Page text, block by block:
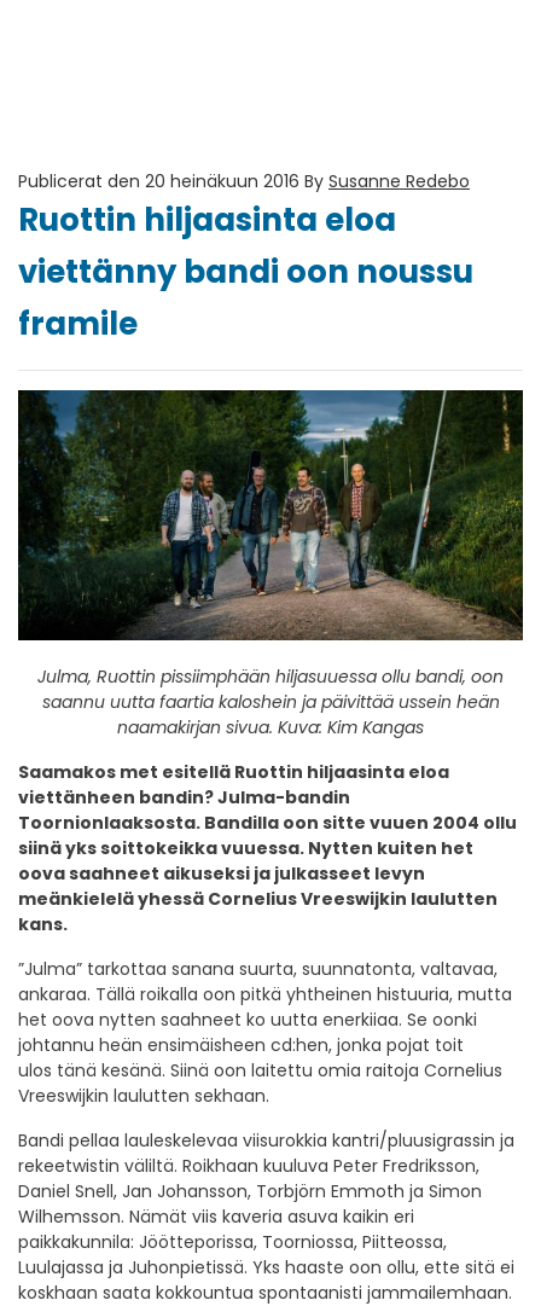
Publicerat den 20 heinäkuun 2016 By Susanne Redebo
Ruottin hiljaasinta eloa
viettänny bandi oon noussu
framile
Julma, Ruottin pissiimphään hiljasuuessa ollu bandi, oon
saannu uutta faartia kaloshein ja päivittää ussein heän
naamakirjan sivua. Kuva: Kim Kangas
Saamakos met esitellä Ruottin hiljaasinta eloa
viettänheen bandin? Julma-bandin
Toornionlaaksosta. Bandilla oon sitte vuuen 2004 ollu
siinä yks soittokeikka vuuessa. Nytten kuiten het
oova saahneet aikuseksi ja julkasseet levyn
meänkielelä yhessä Cornelius Vreeswijkin laulutten
kans.
”Julma” tarkottaa sanana suurta, suunnatonta, valtavaa,
ankaraa. Tällä roikalla oon pitkä yhtheinen histuuria, mutta
het oova nytten saahneet ko uutta enerkiiaa. Se oonki
johtannu heän ensimäisheen cd:hen, jonka pojat toit
ulos tänä kesänä. Siinä oon laitettu omia raitoja Cornelius
Vreeswijkin laulutten sekhaan.
Bandi pellaa lauleskelevaa viisurokkia kantri/pluusigrassin ja
rekeetwistin väliltä. Roikhaan kuuluva Peter Fredriksson,
Daniel Snell, Jan Johansson, Torbjörn Emmoth ja Simon
Wilhemsson. Nämät viis kaveria asuva kaikin eri
paikkakunnila: Jöötteporissa, Toorniossa, Piitteossa,
Luulajassa ja Juhonpietissä. Yks haaste oon ollu, ette sitä ei
koskhaan saata kokkountua spontaanisti jammailemhaan.